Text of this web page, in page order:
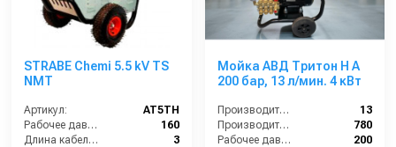
STRABE Chemi 5.5 kV TS
NMT
Артикул:
AT5TH
Рабочее давление (бар):
160
Длина кабеля (м):
3
Мойка АВД Тритон H A
200 бар, 13 л/мин. 4 кВт
Производительность (л/мин):
13
Производительность (л/ч):
780
Рабочее давление (бар):
200